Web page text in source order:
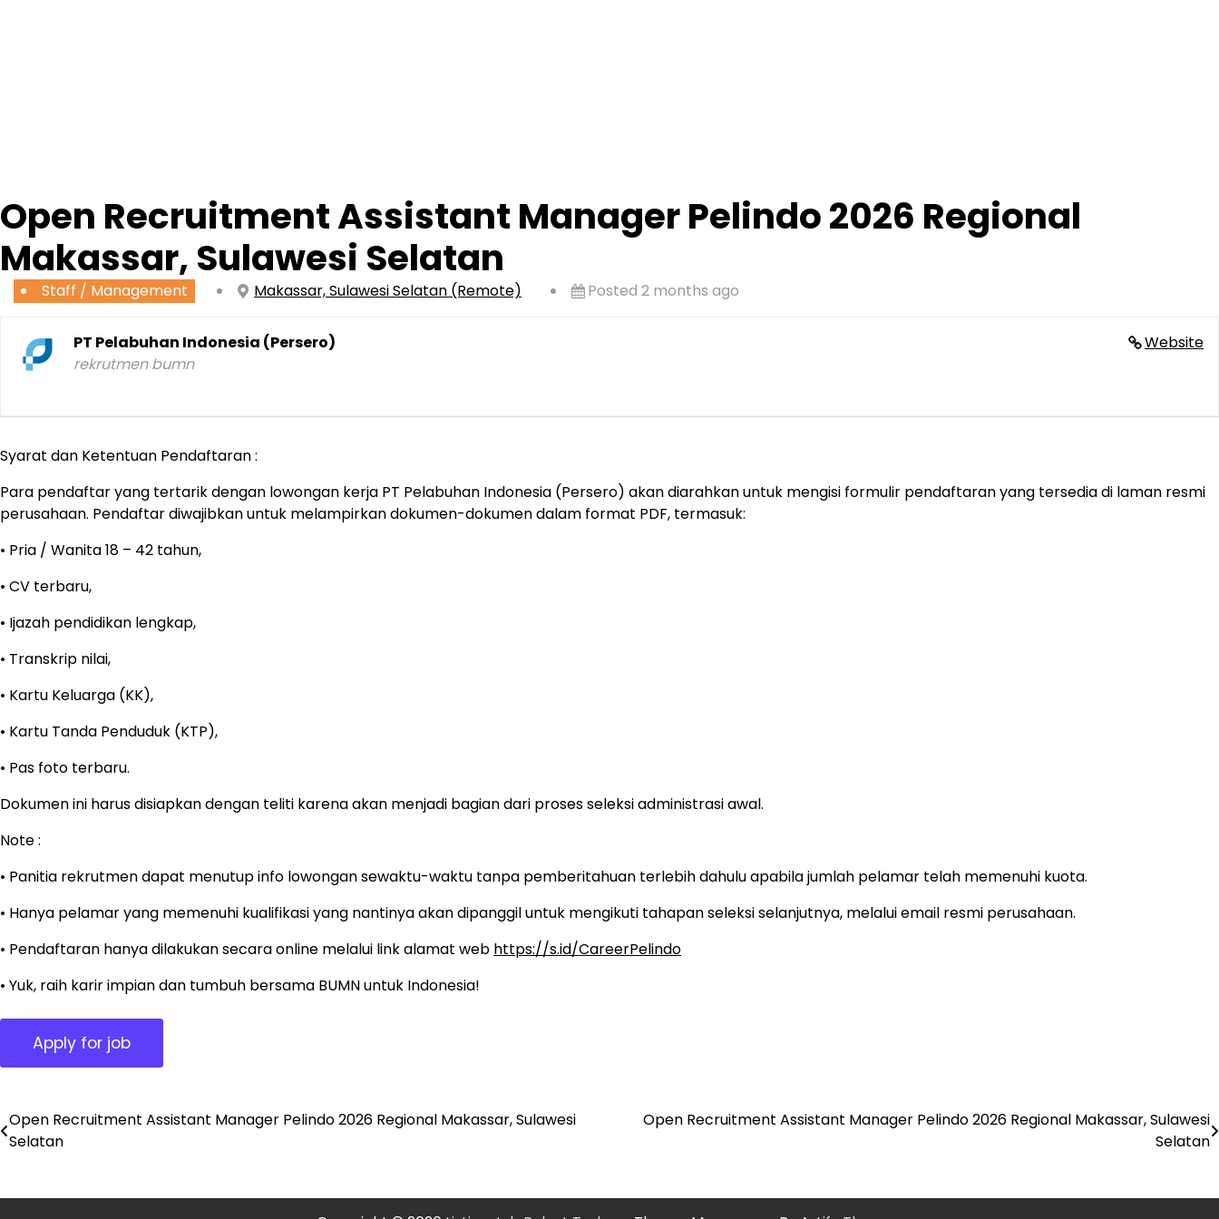
Open Recruitment Assistant Manager Pelindo 2026 Regional
Makassar, Sulawesi Selatan
Staff / Management Makassar, Sulawesi Selatan (Remote) Posted 2 months ago
Website
PT Pelabuhan Indonesia (Persero)
rekrutmen bumn
Syarat dan Ketentuan Pendaftaran :
Para pendaftar yang tertarik dengan lowongan kerja PT Pelabuhan Indonesia (Persero) akan diarahkan untuk mengisi formulir pendaftaran yang tersedia di laman resmi
perusahaan. Pendaftar diwajibkan untuk melampirkan dokumen-dokumen dalam format PDF, termasuk:
• Pria / Wanita 18 – 42 tahun,
• CV terbaru,
• Ijazah pendidikan lengkap,
• Transkrip nilai,
• Kartu Keluarga (KK),
• Kartu Tanda Penduduk (KTP),
• Pas foto terbaru.
Dokumen ini harus disiapkan dengan teliti karena akan menjadi bagian dari proses seleksi administrasi awal.
Note :
• Panitia rekrutmen dapat menutup info lowongan sewaktu-waktu tanpa pemberitahuan terlebih dahulu apabila jumlah pelamar telah memenuhi kuota.
• Hanya pelamar yang memenuhi kualifikasi yang nantinya akan dipanggil untuk mengikuti tahapan seleksi selanjutnya, melalui email resmi perusahaan.
• Pendaftaran hanya dilakukan secara online melalui link alamat web https://s.id/CareerPelindo
• Yuk, raih karir impian dan tumbuh bersama BUMN untuk Indonesia!
Post
Open Recruitment Assistant Manager Pelindo 2026 Regional Makassar, Sulawesi
Selatan
Open Recruitment Assistant Manager Pelindo 2026 Regional Makassar, Sulawesi
Selatan